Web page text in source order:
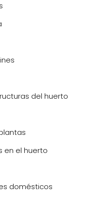
del huerto
en el huerto
domésticos